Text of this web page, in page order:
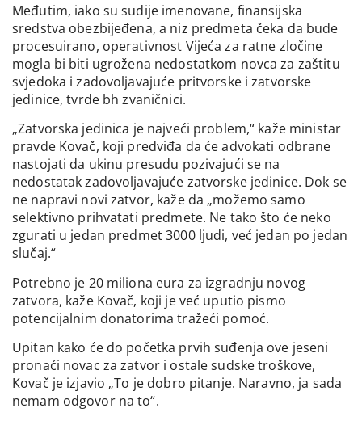
Međutim, iako su sudije imenovane, finansijska
sredstva obezbijeđena, a niz predmeta čeka da bude
procesuirano, operativnost Vijeća za ratne zločine
mogla bi biti ugrožena nedostatkom novca za zaštitu
svjedoka i zadovoljavajuće pritvorske i zatvorske
jedinice, tvrde bh zvaničnici.
„Zatvorska jedinica je najveći problem,“ kaže ministar
pravde Kovač, koji predviđa da će advokati odbrane
nastojati da ukinu presudu pozivajući se na
nedostatak zadovoljavajuće zatvorske jedinice. Dok se
ne napravi novi zatvor, kaže da „možemo samo
selektivno prihvatati predmete. Ne tako što će neko
zgurati u jedan predmet 3000 ljudi, već jedan po jedan
slučaj.“
Potrebno je 20 miliona eura za izgradnju novog
zatvora, kaže Kovač, koji je već uputio pismo
potencijalnim donatorima tražeći pomoć.
Upitan kako će do početka prvih suđenja ove jeseni
pronaći novac za zatvor i ostale sudske troškove,
Kovač je izjavio „To je dobro pitanje. Naravno, ja sada
nemam odgovor na to“.